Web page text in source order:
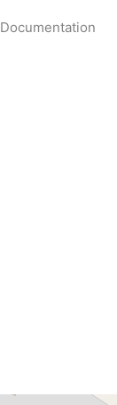
Documentation